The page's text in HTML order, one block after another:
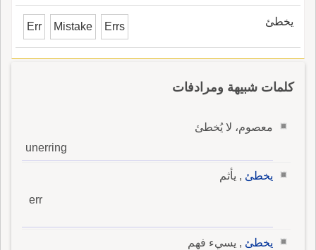
يخطئ Err Mistake Errs
كلمات شبيهة ومرادفات
معصوم، لا يُخطئ
unerring
يخطئ , يأثم
err
يخطئ , يسيء فهم